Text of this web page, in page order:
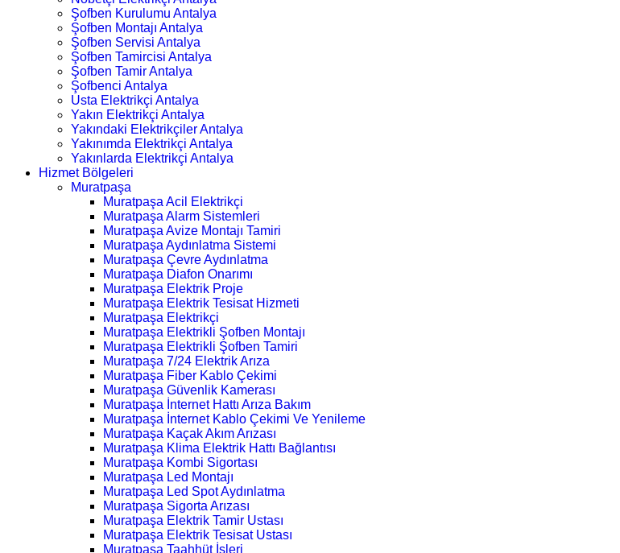
Şofben Kurulumu Antalya
Şofben Montajı Antalya
Şofben Servisi Antalya
Şofben Tamircisi Antalya
Şofben Tamir Antalya
Şofbenci Antalya
Usta Elektrikçi Antalya
Yakın Elektrikçi Antalya
Yakındaki Elektrikçiler Antalya
Yakınımda Elektrikçi Antalya
Yakınlarda Elektrikçi Antalya
Hizmet Bölgeleri
Muratpaşa
Muratpaşa Acil Elektrikçi
Muratpaşa Alarm Sistemleri
Muratpaşa Avize Montajı Tamiri
Muratpaşa Aydınlatma Sistemi
Muratpaşa Çevre Aydınlatma
Muratpaşa Diafon Onarımı
Muratpaşa Elektrik Proje
Muratpaşa Elektrik Tesisat Hizmeti
Muratpaşa Elektrikçi
Muratpaşa Elektrikli Şofben Montajı
Muratpaşa Elektrikli Şofben Tamiri
Muratpaşa 7/24 Elektrik Arıza
Muratpaşa Fiber Kablo Çekimi
Muratpaşa Güvenlik Kamerası
Muratpaşa İnternet Hattı Arıza Bakım
Muratpaşa İnternet Kablo Çekimi Ve Yenileme
Muratpaşa Kaçak Akım Arızası
Muratpaşa Klima Elektrik Hattı Bağlantısı
Muratpaşa Kombi Sigortası
Muratpaşa Led Montajı
Muratpaşa Led Spot Aydınlatma
Muratpaşa Sigorta Arızası
Muratpaşa Elektrik Tamir Ustası
Muratpaşa Elektrik Tesisat Ustası
Muratpaşa Taahhüt İşleri